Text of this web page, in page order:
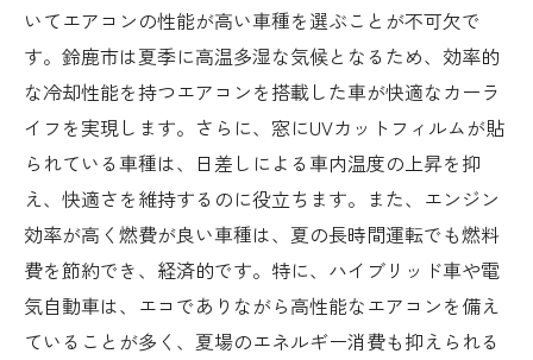
いてエアコンの性能が高い車種を選ぶことが不可欠で
す。鈴鹿市は夏季に高温多湿な気候となるため、効率的
な冷却性能を持つエアコンを搭載した車が快適なカーラ
イフを実現します。さらに、窓にUVカットフィルムが貼
られている車種は、日差しによる車内温度の上昇を抑
え、快適さを維持するのに役立ちます。また、エンジン
効率が高く燃費が良い車種は、夏の長時間運転でも燃料
費を節約でき、経済的です。特に、ハイブリッド車や電
気自動車は、エコでありながら高性能なエアコンを備え
ていることが多く、夏場のエネルギー消費も抑えられる